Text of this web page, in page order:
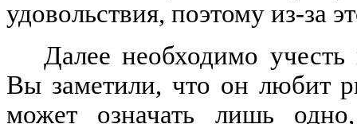
удовольствия, поэтому из-за
Далее необходимо
Вы заметили, что он любит
может означать лишь